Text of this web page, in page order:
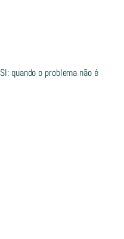
quando o problema não é